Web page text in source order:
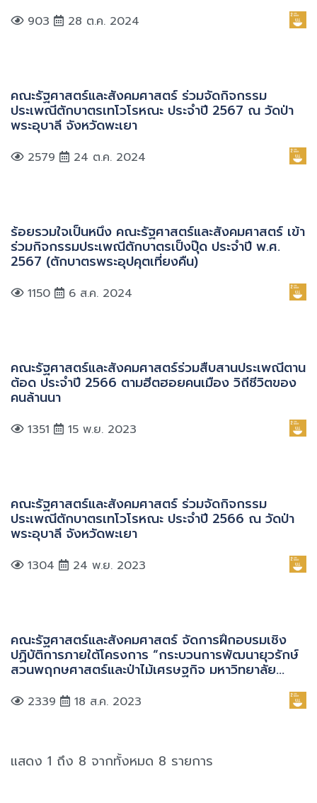
903 28 ต.ค. 2024
คณะรัฐศาสตร์และสังคมศาสตร์ ร่วมจัดกิจกรรม
ประเพณีตักบาตรเทโวโรหณะ ประจำปี 2567 ณ วัดป่า
พระอุบาลี จังหวัดพะเยา
2579 24 ต.ค. 2024
ร้อยรวมใจเป็นหนึ่ง คณะรัฐศาสตร์และสังคมศาสตร์ เข้า
ร่วมกิจกรรมประเพณีตักบาตรเป็งปุ๊ด ประจำปี พ.ศ.
2567 (ตักบาตรพระอุปคุตเที่ยงคืน)
1150 6 ส.ค. 2024
คณะรัฐศาสตร์และสังคมศาสตร์ร่วมสืบสานประเพณีตาน
ต้อด ประจำปี 2566 ตามฮีตฮอยคนเมือง วิถีชีวิตของ
คนล้านนา
1351 15 พ.ย. 2023
คณะรัฐศาสตร์และสังคมศาสตร์ ร่วมจัดกิจกรรม
ประเพณีตักบาตรเทโวโรหณะ ประจำปี 2566 ณ วัดป่า
พระอุบาลี จังหวัดพะเยา
1304 24 พ.ย. 2023
คณะรัฐศาสตร์และสังคมศาสตร์ จัดการฝึกอบรมเชิง
ปฏิบัติการภายใต้โครงการ “กระบวนการพัฒนายุวรักษ์
สวนพฤกษศาสตร์และป่าไม้เศรษฐกิจ มหาวิทยาลัย
2339 18 ส.ค. 2023
แสดง 1 ถึง 8 จากทั้งหมด 8 รายการ